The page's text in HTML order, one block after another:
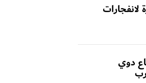
دوي